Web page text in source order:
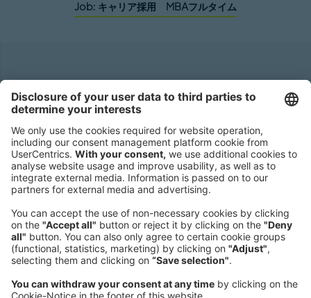
Job: キャリア採用 MBAフルタイム
Roland Berger GmbH
80538 Munich
Germany
Phone:
+49 89 9230-0
Fax:
+49 89 9230-8202
Mail:
Send us a message
NEWSROOM
LEGAL